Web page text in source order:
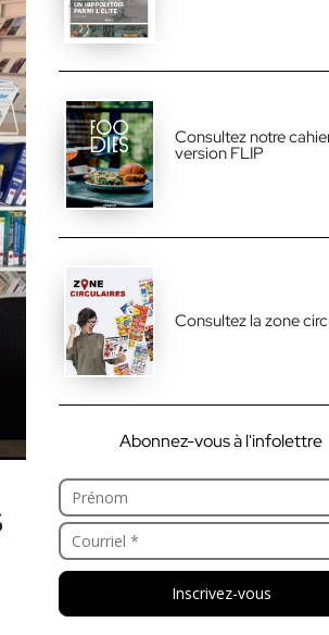
Consultez notre
version FLIP
Consultez la zone
Abonnez-vous à l'infolettre
Inscrivez-vous